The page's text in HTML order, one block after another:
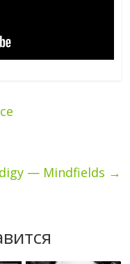
— Mindfields →